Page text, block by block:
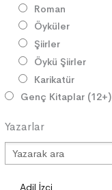
Roman
Öyküler
Şiirler
Öykü Şiirler
Karikatür
Genç Kitaplar (12+)
Diziler
Öyküler
Şiirler
Deneme
Yazarlar